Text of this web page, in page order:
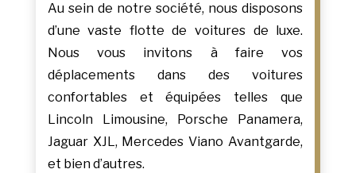
Au sein de notre société, nous disposons
d’une vaste flotte de voitures de luxe.
Nous vous invitons à faire vos
déplacements dans des voitures
confortables et équipées telles que
Lincoln Limousine, Porsche Panamera,
Jaguar XJL, Mercedes Viano Avantgarde,
et bien d’autres.